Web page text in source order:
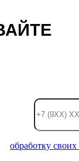
обработку